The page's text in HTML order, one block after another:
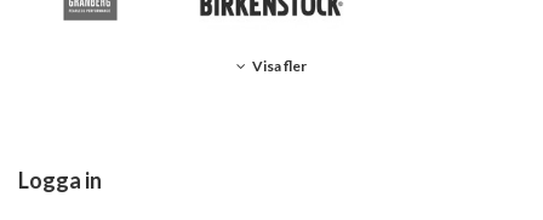
Visa fler
Logga in